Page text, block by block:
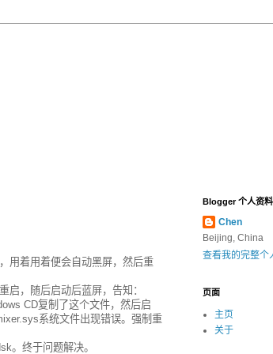
用着用着便会自动黑屏，然后重
启，随后启动后蓝屏，告知：
CD复制了这个文件，然后启
系统文件出现错误。强制重
。终于问题解决。
Blogger 个人资料
Chen
Beijing, China
查看我的完整个
页面
主页
关于